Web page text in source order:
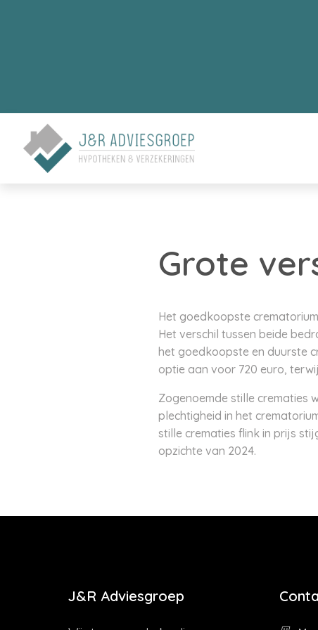
Grote
Het goedkoopste
Het verschil tussen beide
het goedkoopste en duurste
optie aan voor 720 euro,
Zogenoemde stille crematies
plechtigheid in het
stille crematies flink in prijs
opzichte van 2024.
J&R Adviesgroep